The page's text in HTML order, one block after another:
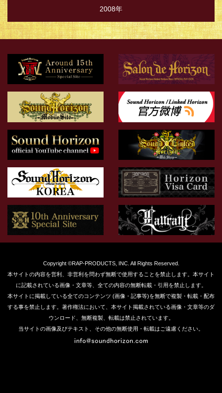
2008年
Copyright ©RAP-PRODUCTS, INC. All Rights Reserved.
本サイトの内容を営利、非営利を問わず無断で使用することを禁止します。本サイト
に記載されている画像・文章等、全ての内容の無断転載・引用を禁止します。
本サイトに掲載している全てのコンテンツ (画像・記事等)を無断で複製・転載・配布
する事を禁止します。著作権法において、本サイト掲載されている画像・文章等のダ
ウンロード、無断複製、転載は禁止されています。
当サイトの画像及びテキスト、その他の無断使用・転載はご遠慮ください。